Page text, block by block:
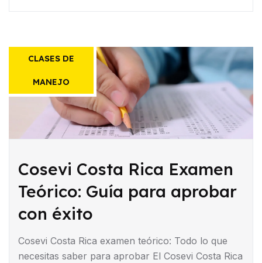
CLASES DE
MANEJO
Cosevi Costa Rica Examen
Teórico: Guía para aprobar
con éxito
Cosevi Costa Rica examen teórico: Todo lo que
necesitas saber para aprobar El Cosevi Costa Rica